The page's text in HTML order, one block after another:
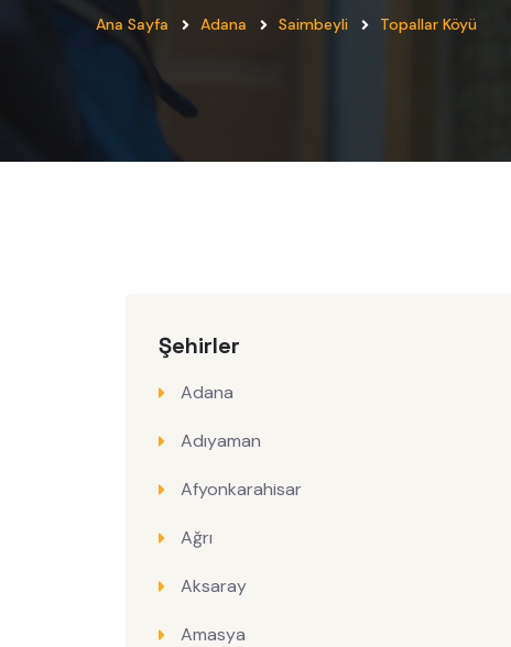
Ana Sayfa Adana Saimbeyli Topallar Köyü
Şehirler
Adana
Adıyaman
Afyonkarahisar
Ağrı
Aksaray
Amasya